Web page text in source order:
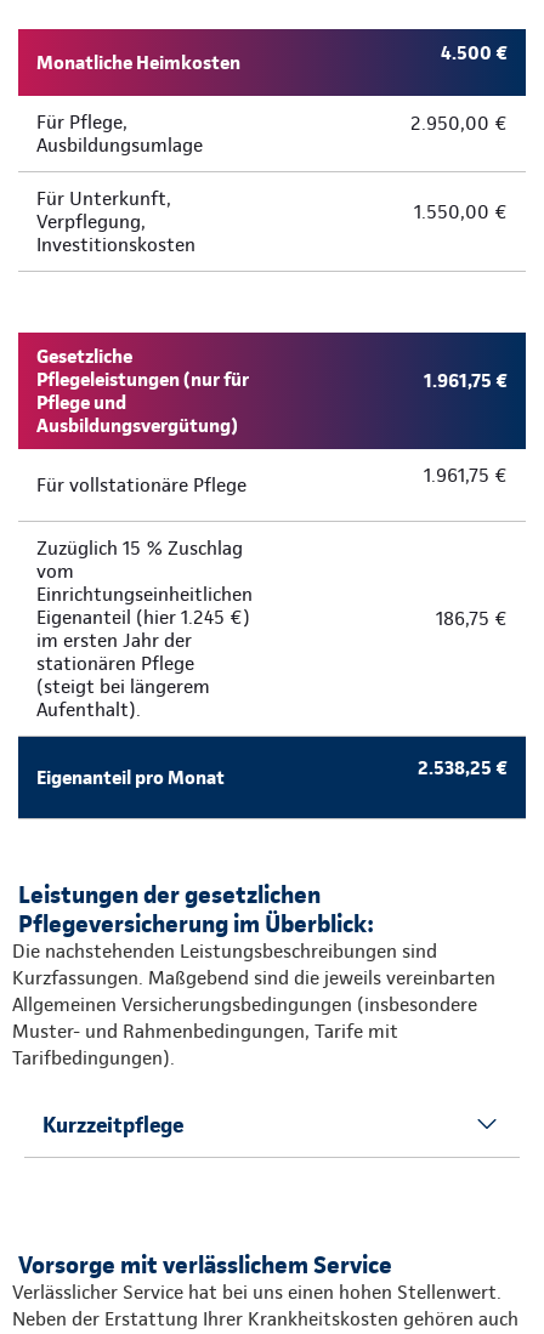
Monatliche Heimkosten 4.500 €
Für Pflege,
Ausbildungsumlage
2.950,00 €
Für Unterkunft,
Verpflegung,
Investitionskosten
1.550,00 €
Gesetzliche
Pflegeleistungen (nur für
Pflege und
Ausbildungsvergütung)
1.961,75 €
Für vollstationäre Pflege 1.961,75 €
Zuzüglich 15 % Zuschlag
vom
Einrichtungseinheitlichen
Eigenanteil (hier 1.245 €)
im ersten Jahr der
stationären Pflege
(steigt bei längerem
Aufenthalt).
186,75 €
Eigenanteil pro Monat 2.538,25 €
Leistungen der gesetzlichen
Pflegeversicherung im Überblick:
Die nachstehenden Leistungsbeschreibungen sind
Kurzfassungen. Maßgebend sind die jeweils vereinbarten
Allgemeinen Versicherungsbedingungen (insbesondere
Muster- und Rahmenbedingungen, Tarife mit
Tarifbedingungen).
Kurzzeitpflege
Vorsorge mit verlässlichem Service
Verlässlicher Service hat bei uns einen hohen Stellenwert.
Neben der Erstattung Ihrer Krankheitskosten gehören auch